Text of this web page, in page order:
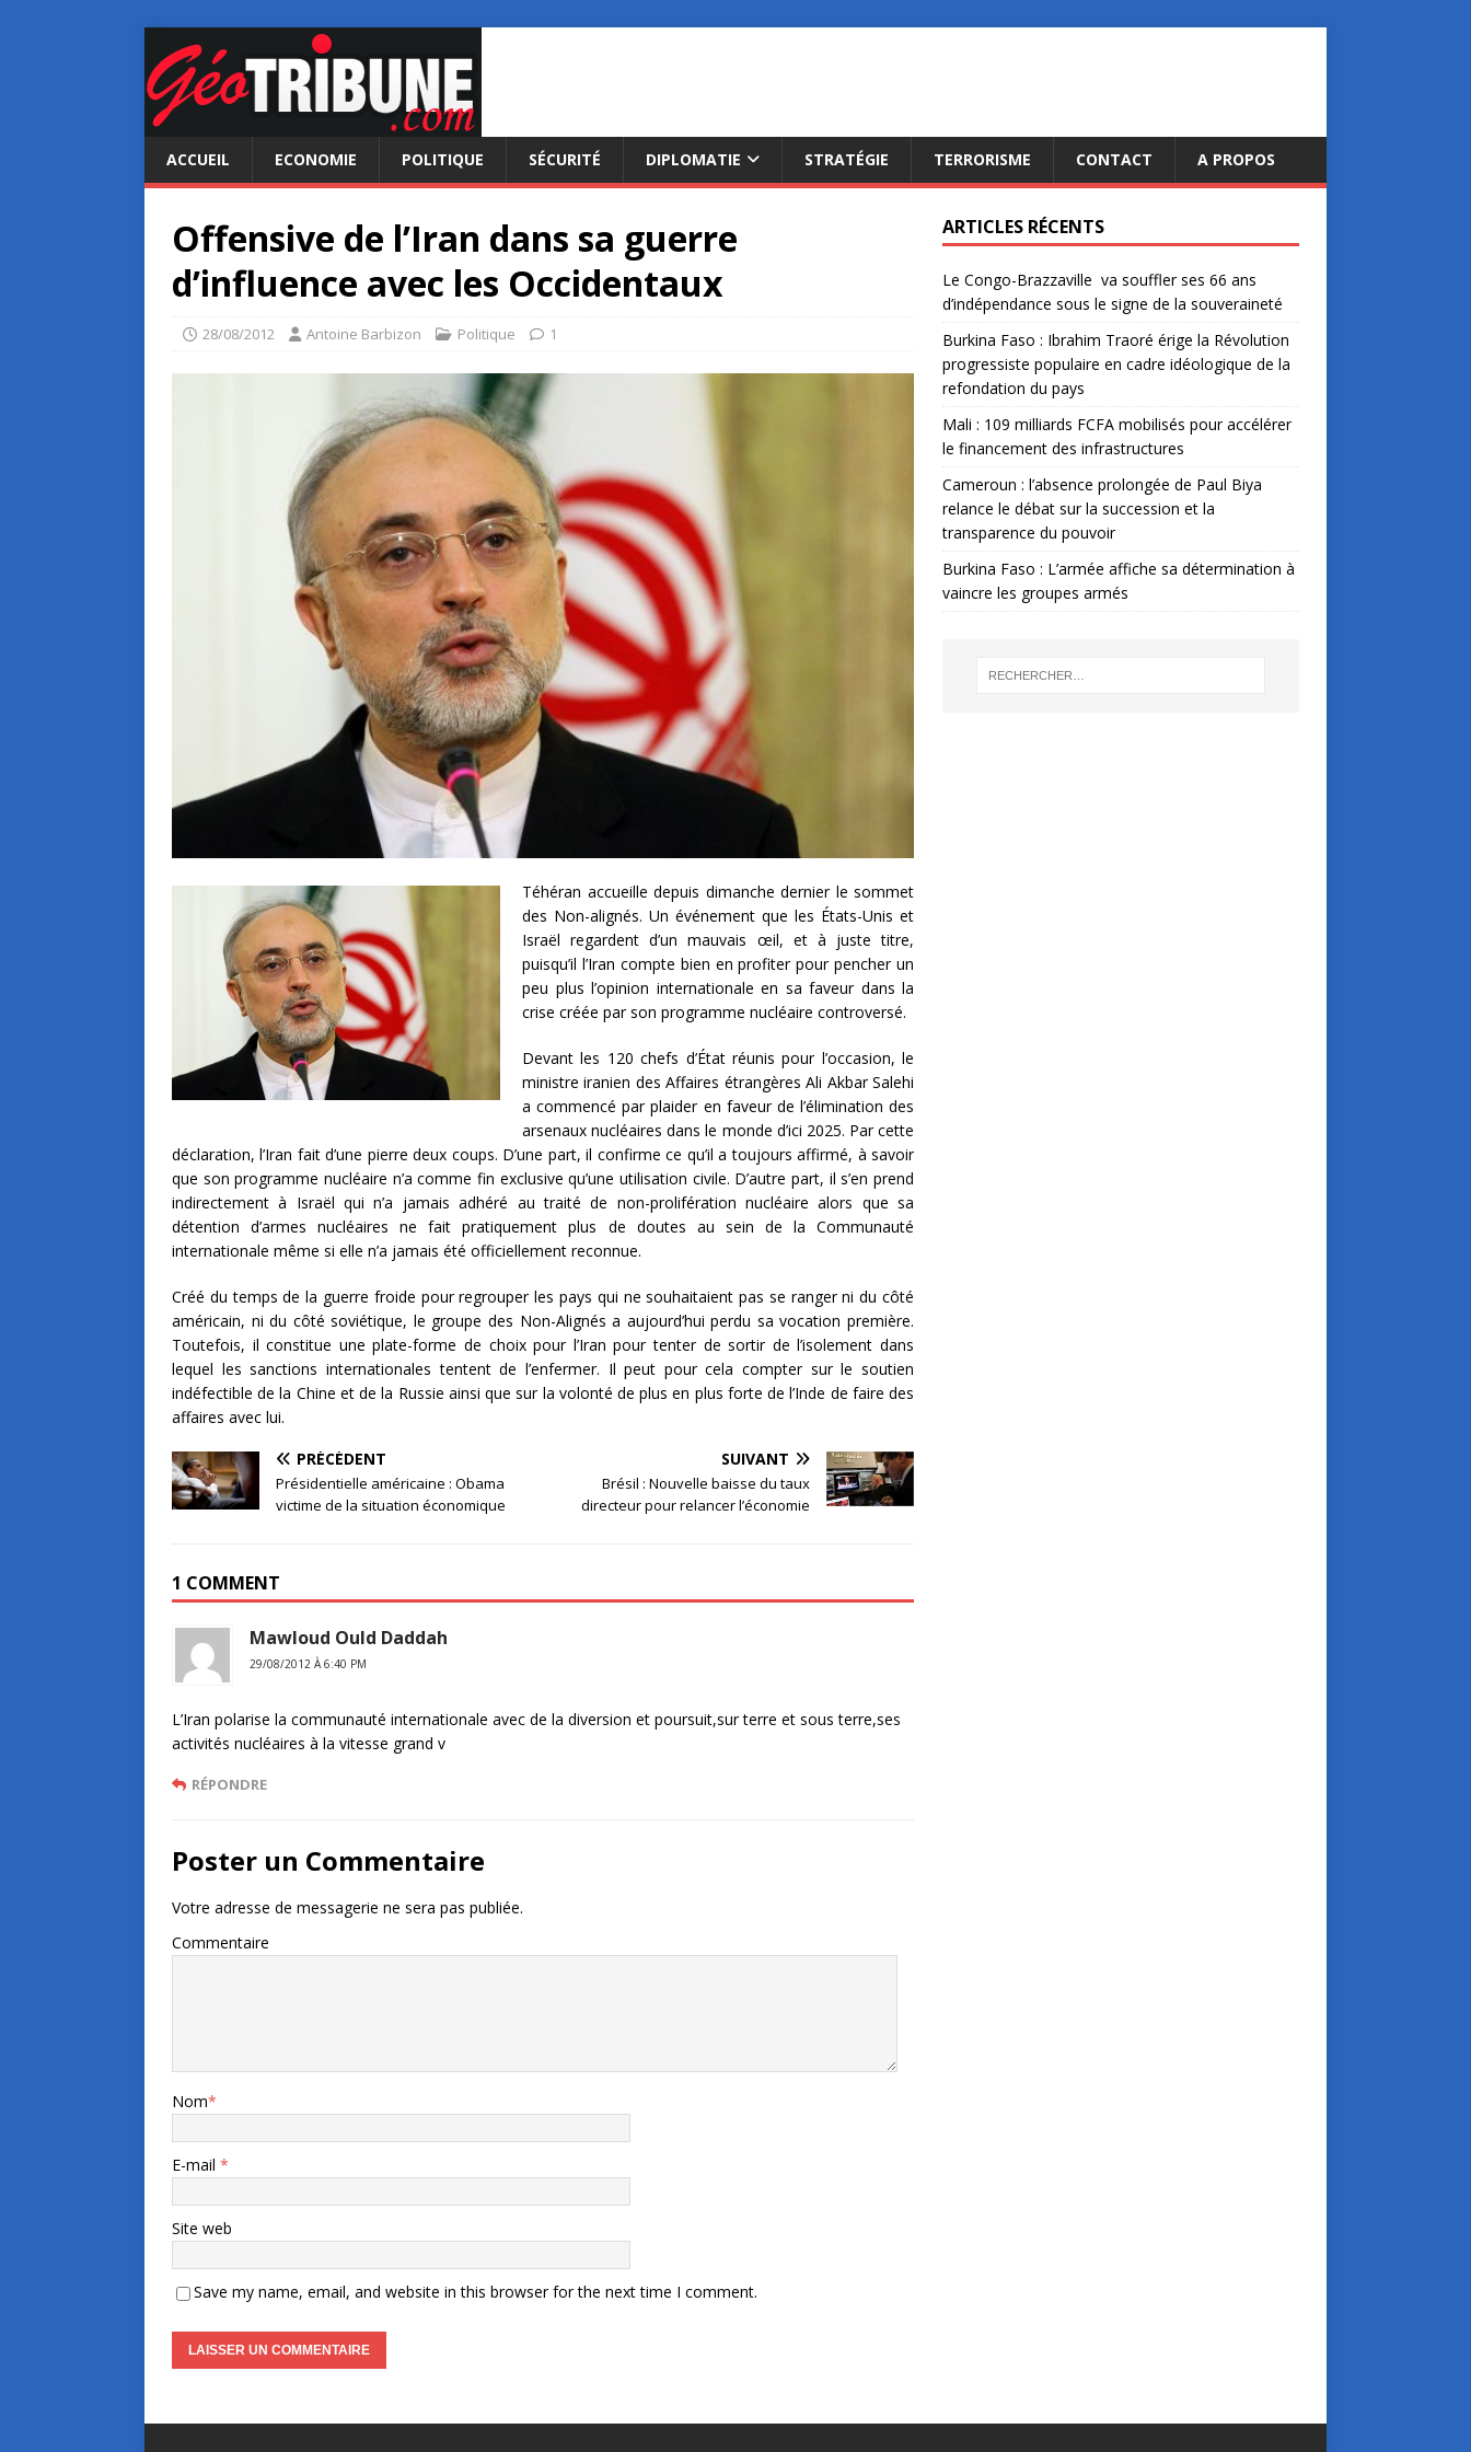
ACCUEIL ECONOMIE POLITIQUE SÉCURITÉ DIPLOMATIE STRATÉGIE TERRORISME CONTACT A PROPOS
Offensive de l’Iran dans sa guerre
d’influence avec les Occidentaux
28/08/2012 Antoine Barbizon Politique 1
Téhéran accueille depuis dimanche dernier le sommet
des Non-alignés. Un événement que les États-Unis et
Israël regardent d’un mauvais œil, et à juste titre,
puisqu’il l’Iran compte bien en profiter pour pencher un
peu plus l’opinion internationale en sa faveur dans la
crise créée par son programme nucléaire controversé.
Devant les 120 chefs d’État réunis pour l’occasion, le
ministre iranien des Affaires étrangères Ali Akbar Salehi
a commencé par plaider en faveur de l’élimination des
arsenaux nucléaires dans le monde d’ici 2025. Par cette
déclaration, l’Iran fait d’une pierre deux coups. D’une part, il confirme ce qu’il a toujours affirmé, à savoir
que son programme nucléaire n’a comme fin exclusive qu’une utilisation civile. D’autre part, il s’en prend
indirectement à Israël qui n’a jamais adhéré au traité de non-prolifération nucléaire alors que sa
détention d’armes nucléaires ne fait pratiquement plus de doutes au sein de la Communauté
internationale même si elle n’a jamais été officiellement reconnue.
Créé du temps de la guerre froide pour regrouper les pays qui ne souhaitaient pas se ranger ni du côté
américain, ni du côté soviétique, le groupe des Non-Alignés a aujourd’hui perdu sa vocation première.
Toutefois, il constitue une plate-forme de choix pour l’Iran pour tenter de sortir de l’isolement dans
lequel les sanctions internationales tentent de l’enfermer. Il peut pour cela compter sur le soutien
indéfectible de la Chine et de la Russie ainsi que sur la volonté de plus en plus forte de l’Inde de faire des
affaires avec lui.
PRÉCÉDENT
Présidentielle américaine : Obama
victime de la situation économique
SUIVANT
Brésil : Nouvelle baisse du taux
directeur pour relancer l’économie
1 COMMENT
Mawloud Ould Daddah
29/08/2012 À 6:40 PM
L’Iran polarise la communauté internationale avec de la diversion et poursuit,sur terre et sous terre,ses
activités nucléaires à la vitesse grand v
RÉPONDRE
Poster un Commentaire
Votre adresse de messagerie ne sera pas publiée.
Commentaire
Nom*
E-mail *
Site web
Save my name, email, and website in this browser for the next time I comment.
ARTICLES RÉCENTS
Le Congo-Brazzaville va souffler ses 66 ans
d’indépendance sous le signe de la souveraineté
Burkina Faso : Ibrahim Traoré érige la Révolution
progressiste populaire en cadre idéologique de la
refondation du pays
Mali : 109 milliards FCFA mobilisés pour accélérer
le financement des infrastructures
Cameroun : l’absence prolongée de Paul Biya
relance le débat sur la succession et la
transparence du pouvoir
Burkina Faso : L’armée affiche sa détermination à
vaincre les groupes armés